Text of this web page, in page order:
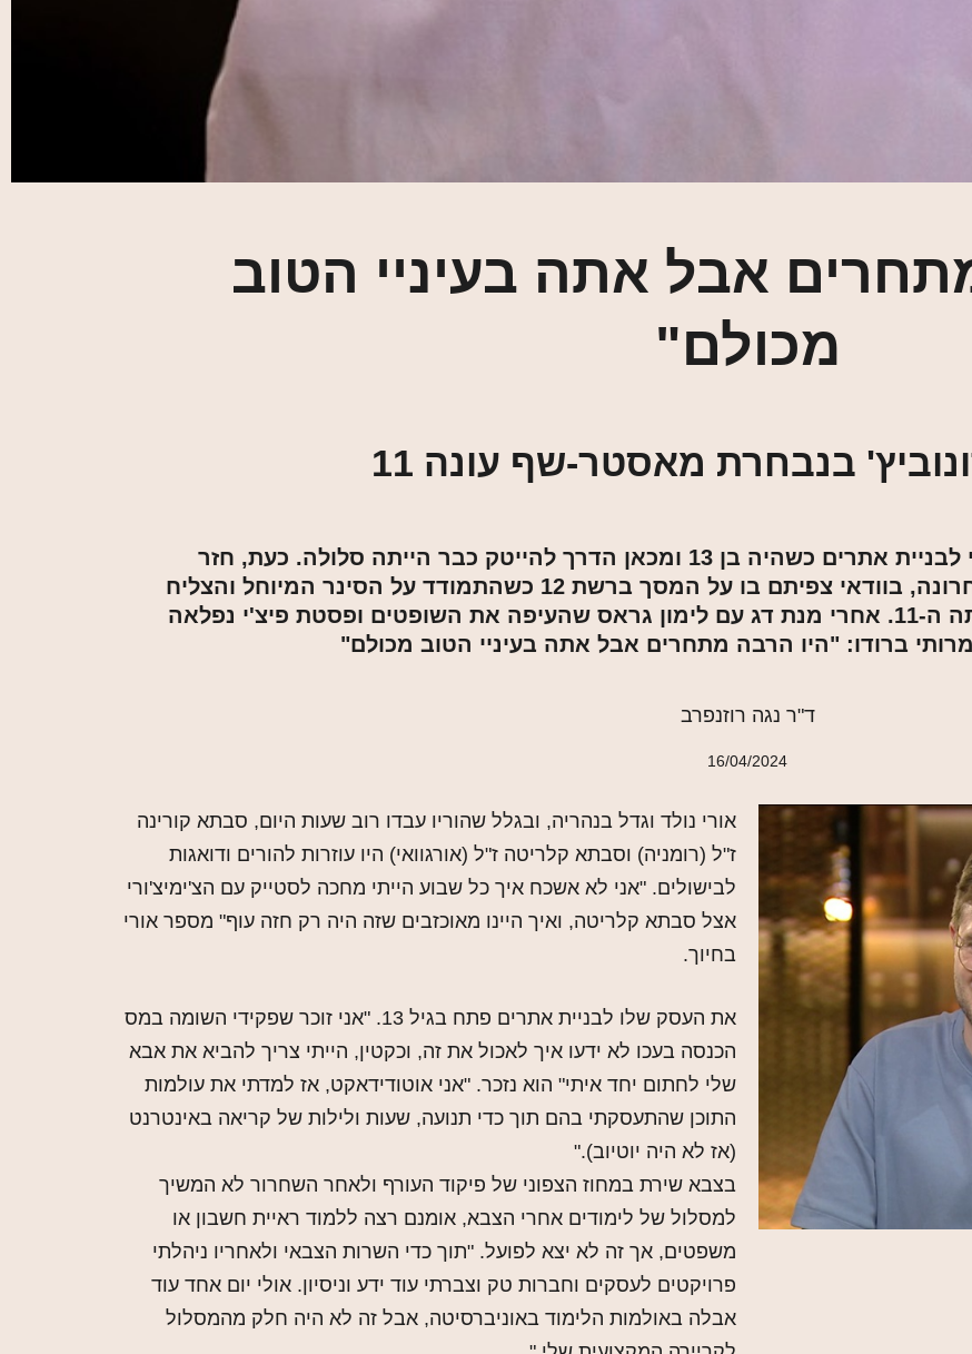
אבל אתה בעיניי הטוב
מכולם"
בנבחרת מאסטר-שף עונה 11
אורי אהרונוביץ' פתח עסק עצמאי לבניית אתרים כשהיה בן 13 ומכאן הדרך להייטק כבר הייתה סלולה. כעת, חזר
לאהבה האמיתית שלו - למטבח. לאחרונה, בוודאי צפיתם בו על המסך ברשת 12 כשהתמודד על הסינר המיוחל והצליח
להצטרף לנבחרת מאסטר-שף בעונתה ה-11. אחרי מנת דג עם לימון גראס שהעיפה את השופטים ופסטת פיצ'י נפלאה
ברודו: "היו הרבה מתחרים אבל אתה בעיניי הטוב מכולם"
ד"ר נגה רוזנפרב
16/04/2024
אורי נולד וגדל בנהריה, ובגלל שהוריו עבדו רוב שעות היום, סבתא קורינה
ז"ל (רומניה) וסבתא קלריטה ז"ל (אורגוואי) היו עוזרות להורים ודואגות
לבישולים. "אני לא אשכח איך כל שבוע הייתי מחכה לסטייק עם הצ'ימיצ'ורי
אצל סבתא קלריטה, ואיך היינו מאוכזבים שזה היה רק חזה עוף" מספר אורי
בחיוך.
את העסק שלו לבניית אתרים פתח בגיל 13. "אני זוכר שפקידי השומה במס
הכנסה בעכו לא ידעו איך לאכול את זה, וכקטין, הייתי צריך להביא את אבא
שלי לחתום יחד איתי" הוא נזכר. "אני אוטודידאקט, אז למדתי את עולמות
התוכן שהתעסקתי בהם תוך כדי תנועה, שעות ולילות של קריאה באינטרנט
(אז לא היה יוטיוב)."
בצבא שירת במחוז הצפוני של פיקוד העורף ולאחר השחרור לא המשיך
למסלול של לימודים אחרי הצבא, אומנם רצה ללמוד ראיית חשבון או
משפטים, אך זה לא יצא לפועל. "תוך כדי השרות הצבאי ולאחריו ניהלתי
פרויקטים לעסקים וחברות טק וצברתי עוד ידע וניסיון. אולי יום אחד עוד
אבלה באולמות הלימוד באוניברסיטה, אבל זה לא היה חלק מהמסלול